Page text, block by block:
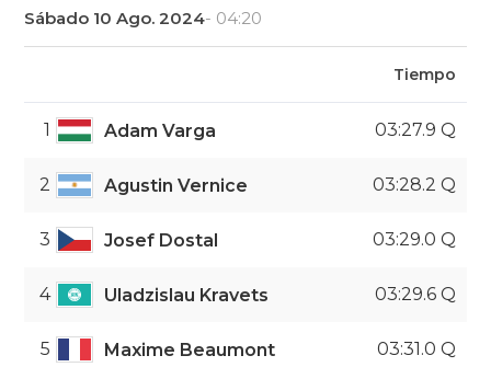
Sábado 10 Ago. 2024- 04:20
Tiempo
1 Adam Varga 03:27.9 Q
2 Agustin Vernice 03:28.2 Q
3 Josef Dostal 03:29.0 Q
4 Uladzislau Kravets 03:29.6 Q
5 Maxime Beaumont 03:31.0 Q